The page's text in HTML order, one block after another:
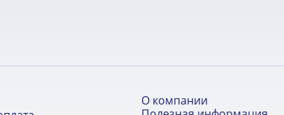
О компании